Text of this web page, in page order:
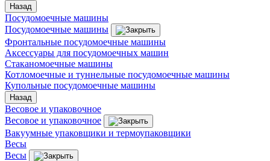
Назад
Посудомоечные машины
Посудомоечные машины
Фронтальные посудомоечные машины
Аксессуары для посудомоечных машин
Стаканомоечные машины
Котломоечные и туннельные посудомоечные машины
Купольные посудомоечные машины
Назад
Весовое и упаковочное
Весовое и упаковочное
Вакуумные упаковщики и термоупаковщики
Весы
Весы